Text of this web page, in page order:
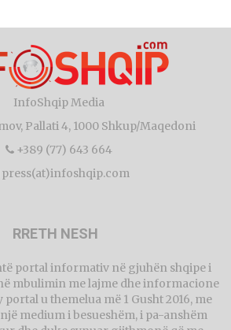
InfoShqip Media
Pallati 4, 1000 Shkup/Maqedoni
+389 (77) 643 664
press(at)infoshqip.com
RRETH NESH
portal informativ në gjuhën shqipe i
mbulimin me lajme dhe informacione
u themelua më 1 Gusht 2016, me
medium i besueshëm, i pa-anshëm